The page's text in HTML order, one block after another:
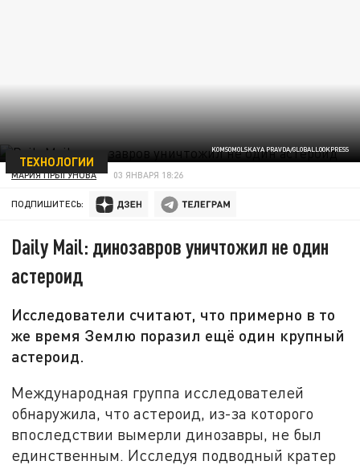
KOMSOMOLSKAYA PRAVDA/GLOBALLOOKPRESS
ТЕХНОЛОГИИ
МАРИЯ ПРЫГУНОВА 03 ЯНВАРЯ 18:26
ПОДПИШИТЕСЬ:
Daily Mail: динозавров уничтожил не один
астероид
Исследователи считают, что примерно в то
же время Землю поразил ещё один крупный
астероид.
Международная группа исследователей
обнаружила, что астероид, из-за которого
впоследствии вымерли динозавры, не был
единственным. Исследуя подводный кратер